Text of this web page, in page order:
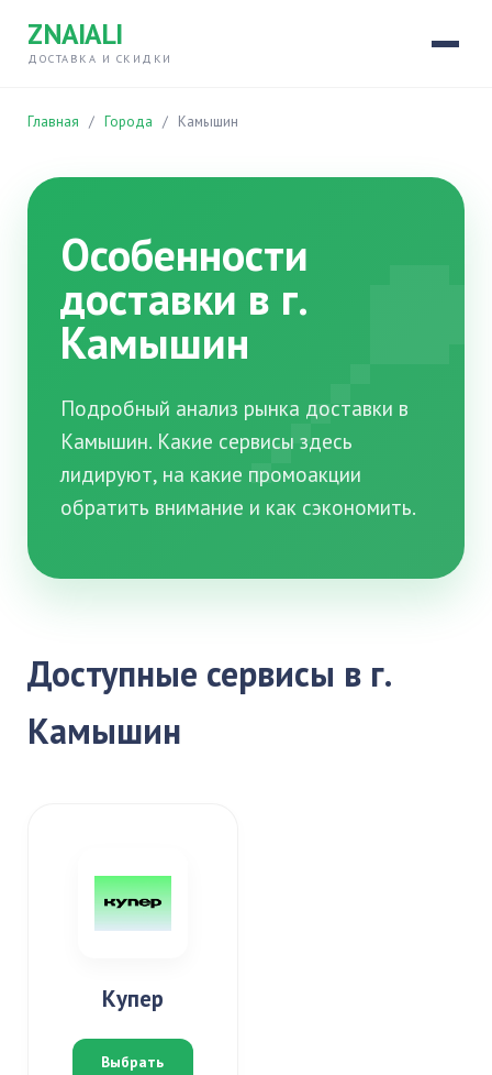
ZNAIALI
ДОСТАВКА И СКИДКИ
Главная / Города / Камышин
Особенности
доставки в г.
Камышин
Подробный анализ рынка доставки в
Камышин. Какие сервисы здесь
лидируют, на какие промоакции
обратить внимание и как сэкономить.
Доступные сервисы в г.
Камышин
Купер
Выбрать